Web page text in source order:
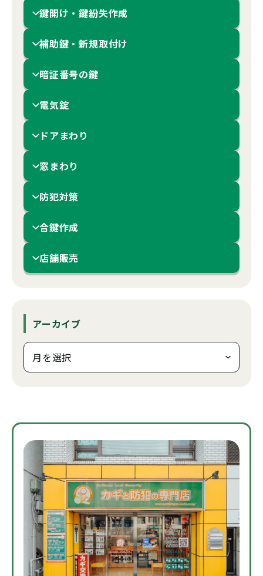
鍵開け・鍵紛失作成
補助鍵・新規取付け
暗証番号の鍵
電気錠
ドアまわり
窓まわり
防犯対策
合鍵作成
店舗販売
アーカイブ